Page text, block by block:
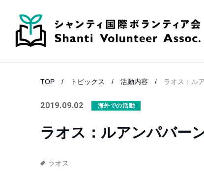
TOP トピックス 活動内容 ラオス：ル
2019.09.02 海外での活動
ラオス：ルアンパバー
ラオス